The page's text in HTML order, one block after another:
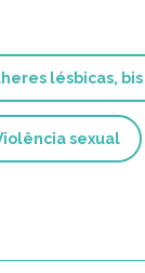
lésbicas,
sexual